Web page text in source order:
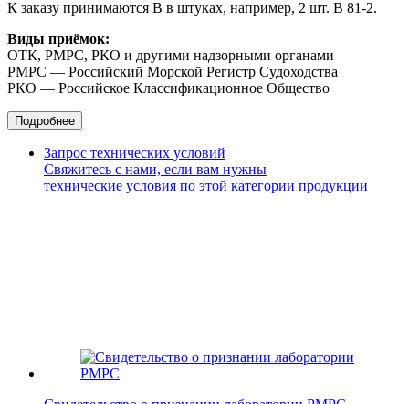
К заказу принимаются В в штуках, например, 2 шт. В 81-2.
Виды приёмок:
ОТК, РМРС, РКО и другими надзорными органами
РМРС — Российский Морской Регистр Судоходства
РКО — Российское Классификационное Общество
Подробнее
Запрос технических условий
Свяжитесь с нами, если вам нужны
технические условия по этой категории продукции